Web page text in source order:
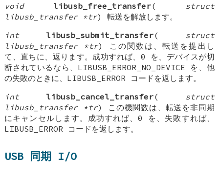
void
libusb_free_transfer( struct
libusb_transfer *tr) 転送を解放します。
int
libusb_submit_transfer( struct
libusb_transfer *tr) この関数は、転送を提出し
て、直ちに、返ります。成功すれば、0 を、デバイスが切
断されているなら、LIBUSB_ERROR_NO_DEVICE を、他
の失敗のときに、LIBUSB_ERROR コードを返します。
int
libusb_cancel_transfer( struct
libusb_transfer *tr) この機関数は、転送を非同期
にキャンセルします。成功すれば、0 を、失敗すれば、
LIBUSB_ERROR コードを返します。
USB 同期 I/O